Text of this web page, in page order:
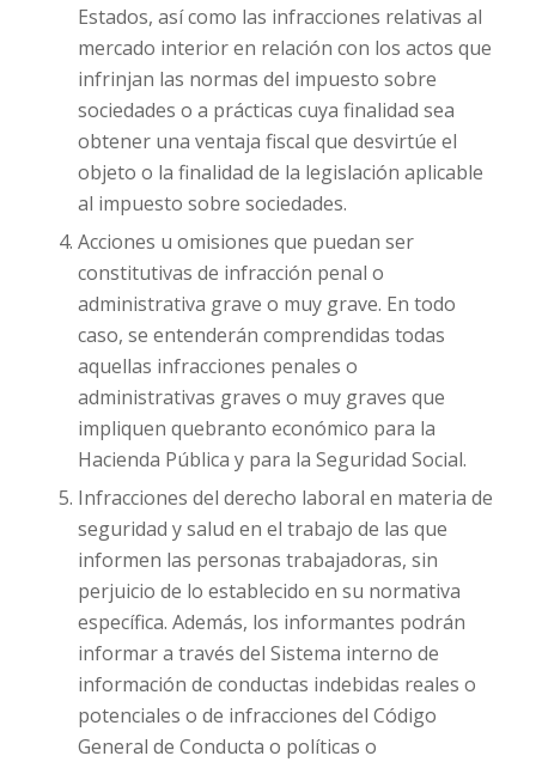
Estados, así como las infracciones relativas al
mercado interior en relación con los actos que
infrinjan las normas del impuesto sobre
sociedades o a prácticas cuya finalidad sea
obtener una ventaja fiscal que desvirtúe el
objeto o la finalidad de la legislación aplicable
al impuesto sobre sociedades.
Acciones u omisiones que puedan ser
constitutivas de infracción penal o
administrativa grave o muy grave. En todo
caso, se entenderán comprendidas todas
aquellas infracciones penales o
administrativas graves o muy graves que
impliquen quebranto económico para la
Hacienda Pública y para la Seguridad Social.
Infracciones del derecho laboral en materia de
seguridad y salud en el trabajo de las que
informen las personas trabajadoras, sin
perjuicio de lo establecido en su normativa
específica. Además, los informantes podrán
informar a través del Sistema interno de
información de conductas indebidas reales o
potenciales o de infracciones del Código
General de Conducta o políticas o